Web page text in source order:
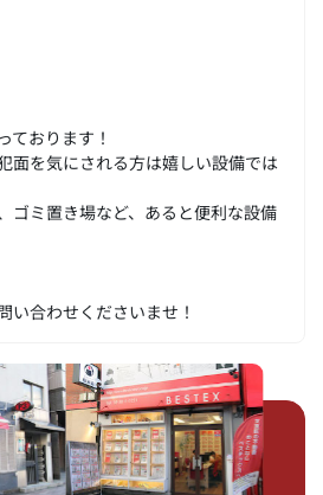
ております！
面を気にされる方は嬉しい設備では
ゴミ置き場など、あると便利な設備
い合わせくださいませ！